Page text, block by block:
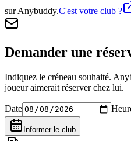
sur Anybuddy.C'est votre club ?
Demander une
Indiquez le créneau souhaité.
joueur aimerait réserver chez lui.
Date
Informer le club